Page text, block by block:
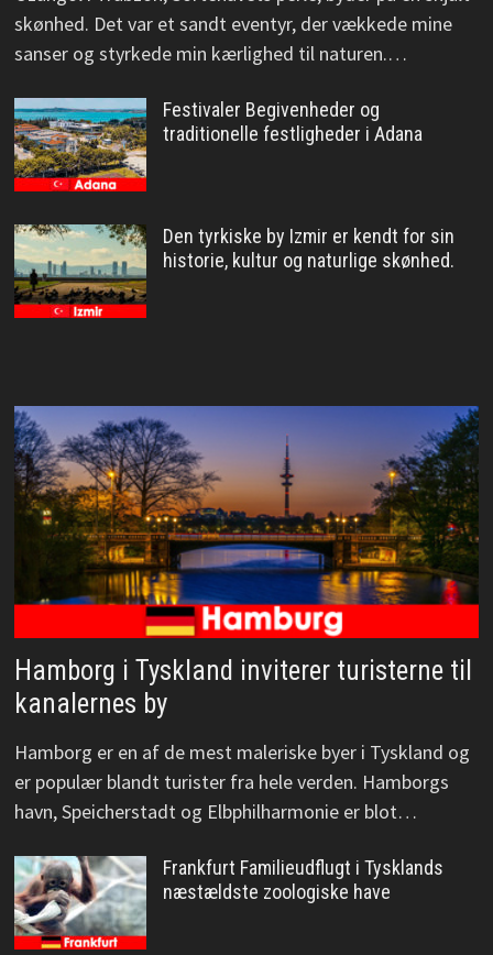
skønhed. Det var et sandt eventyr, der vækkede mine
sanser og styrkede min kærlighed til naturen.…
Festivaler Begivenheder og
traditionelle festligheder i Adana
Den tyrkiske by Izmir er kendt for sin
historie, kultur og naturlige skønhed.
Hamborg i Tyskland inviterer turisterne til
kanalernes by
Hamborg er en af de mest maleriske byer i Tyskland og
er populær blandt turister fra hele verden. Hamborgs
havn, Speicherstadt og Elbphilharmonie er blot…
Frankfurt Familieudflugt i Tysklands
næstældste zoologiske have